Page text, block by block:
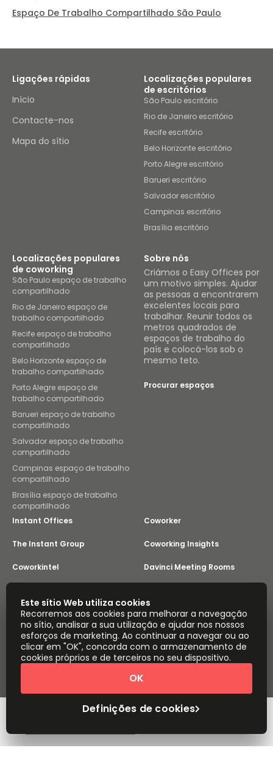
Espaço De Trabalho Compartilhado São Paulo
Ligações rápidas
Início
Contacte-nos
Mapa do sítio
Localizações populares
de escritórios
São Paulo escritório
Rio de Janeiro escritório
Recife escritório
Belo Horizonte escritório
Porto Alegre escritório
Barueri escritório
Salvador escritório
Campinas escritório
Brasília escritório
Localizações populares
de coworking
São Paulo espaço de trabalho
compartilhado
Rio de Janeiro espaço de
trabalho compartilhado
Recife espaço de trabalho
compartilhado
Belo Horizonte espaço de
trabalho compartilhado
Porto Alegre espaço de
trabalho compartilhado
Barueri espaço de trabalho
compartilhado
Salvador espaço de trabalho
compartilhado
Campinas espaço de trabalho
compartilhado
Brasília espaço de trabalho
compartilhado
Sobre nós
Criámos o Easy Offices por
um motivo simples. Ajudar
as pessoas a encontrarem
excelentes locais para
trabalhar. Reunir todos os
metros quadrados de
espaços de trabalho do
país e colocá-los sob o
mesmo teto.
Procurar espaços
Instant Offices Coworker
The Instant Group Coworking Insights
Coworkintel Davinci Meeting Rooms
Yta
Parte do
Instant Group
Mapa do sítio Termos
Privacidade
Declaração sobre a escravatura moderna
Sobre
Copyright © 2026 Easy Offices. Todos os direitos
reservados.
Este sítio Web utiliza cookies
Recorremos aos cookies para melhorar a navegação
no sítio, analisar a sua utilização e ajudar nos nossos
esforços de marketing. Ao continuar a navegar ou ao
clicar em "OK", concorda com o armazenamento de
cookies próprios e de terceiros no seu dispositivo.
Definições de cookies
OK